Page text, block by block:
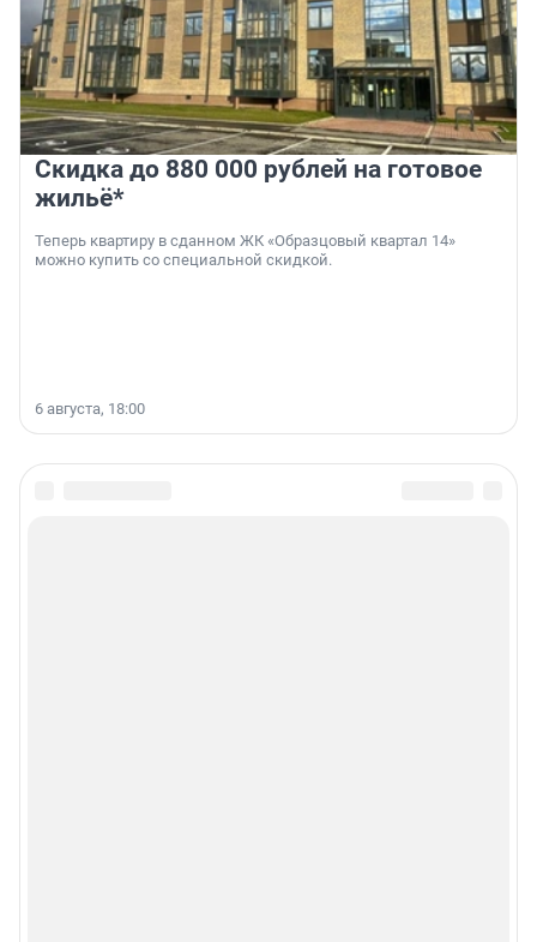
Скидка до 880 000 рублей на готовое
жильё*
Теперь квартиру в сданном ЖК «Образцовый квартал 14»
можно купить со специальной скидкой.
6 августа, 18:00